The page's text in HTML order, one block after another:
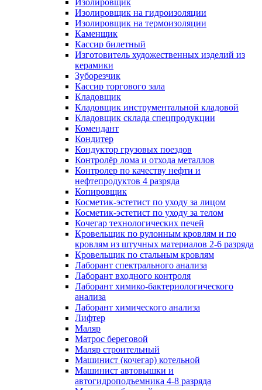
Изолировщик
Изолировщик на гидроизоляции
Изолировщик на термоизоляции
Каменщик
Кассир билетный
Изготовитель художественных изделий из
керамики
Зуборезчик
Кассир торгового зала
Кладовщик
Кладовщик инструментальной кладовой
Кладовщик склада спецпродукции
Комендант
Кондитер
Кондуктор грузовых поездов
Контролёр лома и отхода металлов
Контролер по качеству нефти и
нефтепродуктов 4 разряда
Копировщик
Косметик-эстетист по уходу за лицом
Косметик-эстетист по уходу за телом
Кочегар технологических печей
Кровельщик по рулонным кровлям и по
кровлям из штучных материалов 2-6 разряда
Кровельщик по стальным кровлям
Лаборант спектрального анализа
Лаборант входного контроля
Лаборант химико-бактериологического
анализа
Лаборант химического анализа
Лифтер
Маляр
Матрос береговой
Маляр строительный
Машинист (кочегар) котельной
Машинист автовышки и
автогидроподъемника 4-8 разряда